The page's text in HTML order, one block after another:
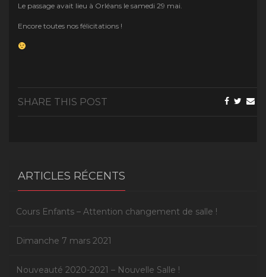
Le passage avait lieu à Orléans le samedi 29 mai.
Encore toutes nos félicitations !
SHARE THIS POST
ARTICLES RÉCENTS
Cours Enfants – Attention changement de salle !
Dimanche 7 mars 2021
Nouveauté 2020-2021 – Nouvelle Salle !